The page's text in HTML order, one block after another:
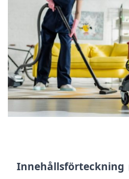
Innehållsförteckning